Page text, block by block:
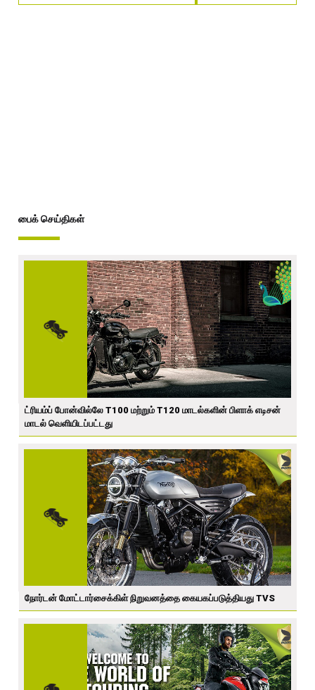
பைக் செய்திகள்
ட்ரியம்ப் போன்வில்லே T100 மற்றும் T120 மாடல்களின் பிளாக் எடிசன்
மாடல் வெளியிடப்பட்டது
நோர்டன் மோட்டார்சைக்கிள் நிறுவனத்தை கையகப்படுத்தியது TVS